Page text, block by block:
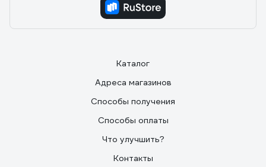
Каталог
Адреса магазинов
Способы получения
Способы оплаты
Что улучшить?
Контакты